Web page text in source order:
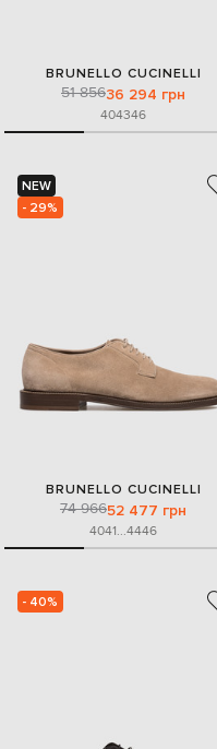
BRUNELLO CUCINELLI
51 85636 294 грн
404346
NEW
- 29%
BRUNELLO CUCINELLI
74 96652 477 грн
4041...4446
- 40%